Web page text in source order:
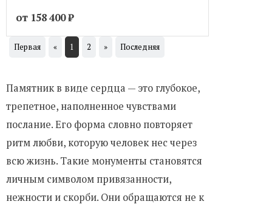
от 158 400₽
Первая « 1 2 » Последняя
Памятник в виде сердца — это глубокое,
трепетное, наполненное чувствами
послание. Его форма словно повторяет
ритм любви, которую человек нес через
всю жизнь. Такие монументы становятся
личным символом привязанности,
нежности и скорби. Они обращаются не к